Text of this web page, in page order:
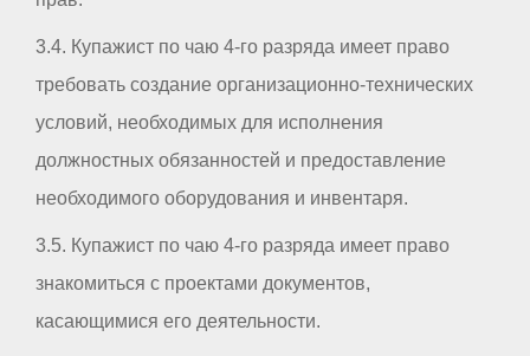
3.4. Купажист по чаю 4-го разряда имеет право
требовать создание организационно-технических
условий, необходимых для исполнения
должностных обязанностей и предоставление
необходимого оборудования и инвентаря.
3.5. Купажист по чаю 4-го разряда имеет право
знакомиться с проектами документов,
касающимися его деятельности.